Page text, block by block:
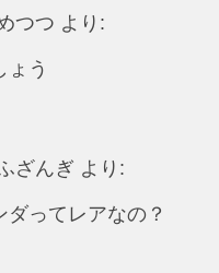
つつ より:
ょう
ざんぎ より:
ダってレアなの？